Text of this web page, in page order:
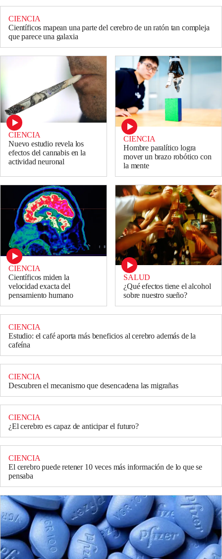
CIENCIA
Científicos mapean una parte del cerebro de un ratón tan compleja
que parece una galaxia
CIENCIA
Nuevo estudio revela los
efectos del cannabis en la
actividad neuronal
CIENCIA
Hombre paralítico logra
mover un brazo robótico con
la mente
CIENCIA
Científicos miden la
velocidad exacta del
pensamiento humano
SALUD
¿Qué efectos tiene el alcohol
sobre nuestro sueño?
CIENCIA
Estudio: el café aporta más beneficios al cerebro además de la
cafeína
CIENCIA
Descubren el mecanismo que desencadena las migrañas
CIENCIA
¿El cerebro es capaz de anticipar el futuro?
CIENCIA
El cerebro puede retener 10 veces más información de lo que se
pensaba